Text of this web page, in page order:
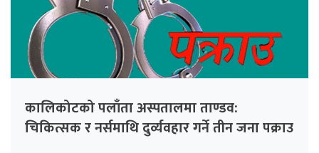
कालिकोटको पलाँता अस्पतालमा ताण्डव:
चिकित्सक र नर्समाथि दुर्व्यवहार गर्ने तीन जना पक्राउ